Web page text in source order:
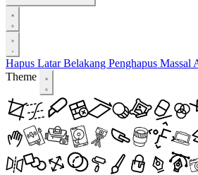
Hapus Latar Belakang Penghapus Massal
Theme